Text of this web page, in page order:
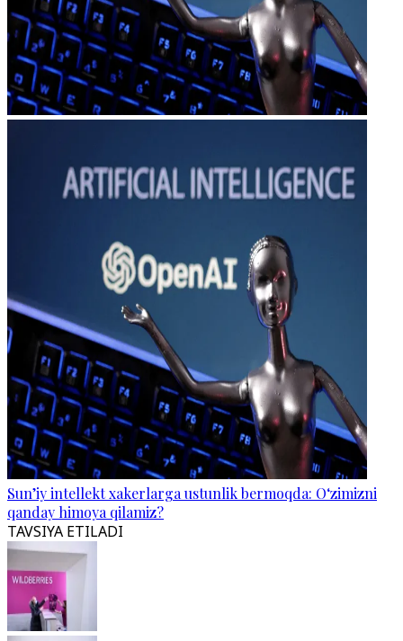
Sun’iy intellekt xakerlarga ustunlik bermoqda: O‘zimizni
qanday himoya qilamiz?
TAVSIYA ETILADI